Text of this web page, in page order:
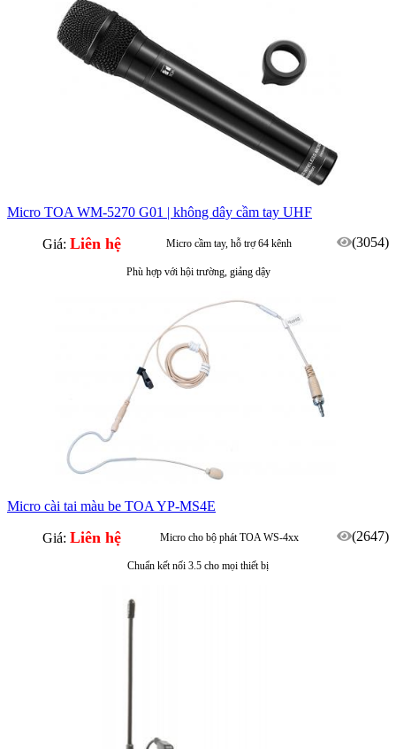
Micro TOA WM-5270 G01 | không dây cầm tay UHF
Giá: Liên hệ (3054)
Micro cầm tay, hỗ trợ 64 kênh
Phù hợp với hội trường, giảng dậy
Micro cài tai màu be TOA YP-MS4E
Giá: Liên hệ (2647)
Micro cho bộ phát TOA WS-4xx
Chuẩn kết nối 3.5 cho mọi thiết bị